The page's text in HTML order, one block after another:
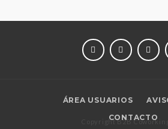
LINKEDIN
ÁREA USUARIOS
CONTACTO
Copyright B2B Coworking